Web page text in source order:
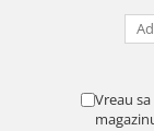
Vreau